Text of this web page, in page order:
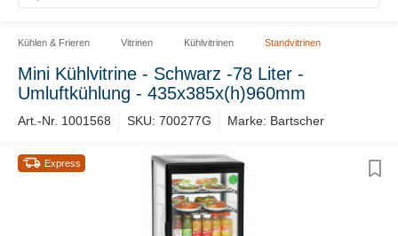
Kühlen & Frieren Vitrinen Kühlvitrinen Standvitrinen
Mini Kühlvitrine - Schwarz -78 Liter -
Umluftkühlung - 435x385x(h)960mm
Art.-Nr. 1001568 SKU: 700277G Marke: Bartscher
Express